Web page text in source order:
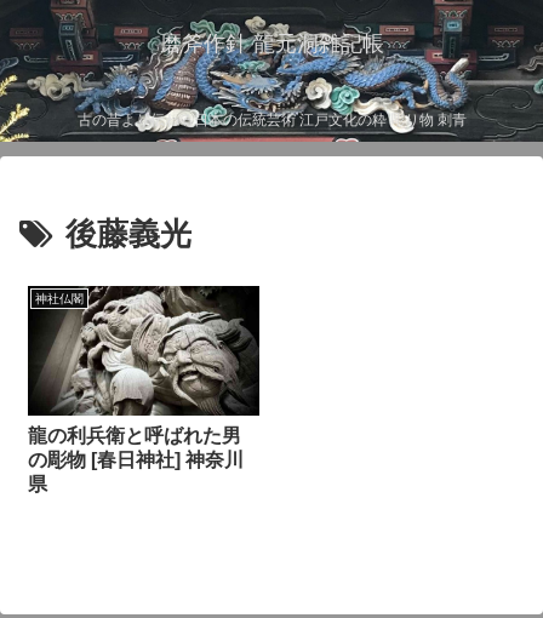
磨斧作針 龍元洞雑記帳
古の昔より伝わる日本の伝統芸術 江戸文化の粋 彫り物 刺青
後藤義光
神社仏閣
龍の利兵衛と呼ばれた男
の彫物 [春日神社] 神奈川
県